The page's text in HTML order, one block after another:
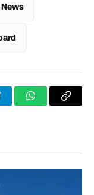
WhatsApp